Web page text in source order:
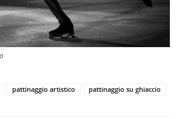
pattinaggio artistico pattinaggio su ghiaccio